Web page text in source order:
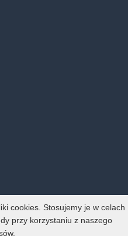
cookies. Stosujemy je w celach
przy korzystaniu z naszego